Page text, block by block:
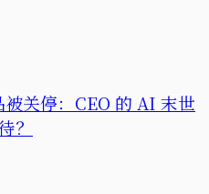
关停：CEO 的 AI 末世
？